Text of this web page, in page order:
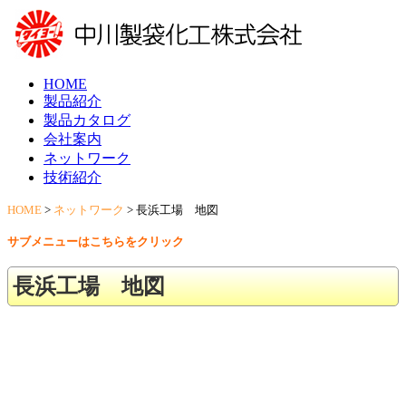
HOME
製品紹介
製品カタログ
会社案内
ネットワーク
技術紹介
HOME > ネットワーク > 長浜工場 地図
サブメニューはこちらをクリック
長浜工場 地図